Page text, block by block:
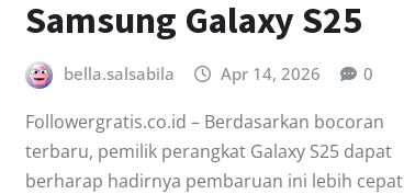
Samsung Galaxy S25
bella.salsabila Apr 14, 2026 0
Followergratis.co.id – Berdasarkan bocoran
terbaru, pemilik perangkat Galaxy S25 dapat
berharap hadirnya pembaruan ini lebih cepat